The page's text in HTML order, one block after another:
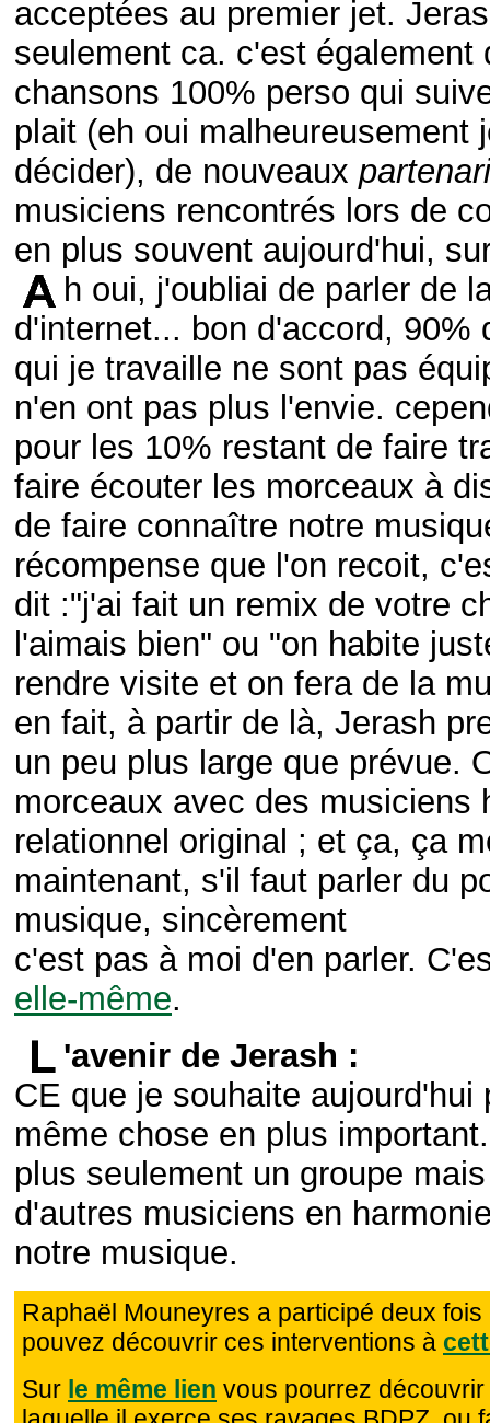
acceptées au premier jet.
seulement ca. c'est également
chansons 100% perso qui
plait (eh oui malheureusement
décider), de nouveaux
musiciens rencontrés lors de
en plus souvent aujourd'hui,
h oui, j'oubliai de parler de
d'internet... bon d'accord, 90%
qui je travaille ne sont pas
n'en ont pas plus l'envie.
pour les 10% restant de faire
faire écouter les morceaux à
de faire connaître notre
récompense que l'on recoit,
dit :"j'ai fait un remix de votre
l'aimais bien" ou "on habite
rendre visite et on fera de la
en fait, à partir de là, Jerash
un peu plus large que prévue.
morceaux avec des musiciens
relationnel original ; et ça, ça
maintenant, s'il faut parler du
musique, sincèrement
c'est pas à moi d'en parler.
elle-même.
'avenir de Jerash :
CE que je souhaite aujourd'hui
même chose en plus
plus seulement un groupe
d'autres musiciens en
notre musique.
Raphaël Mouneyres a participé deux
pouvez découvrir ces interventions à
Sur le même lien vous pourrez